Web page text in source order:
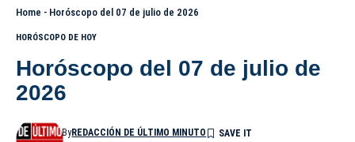
Home - Horóscopo del 07 de julio de 2026
HORÓSCOPO DE HOY
Horóscopo del 07 de julio de
2026
ByREDACCIÓN DE ÚLTIMO MINUTO